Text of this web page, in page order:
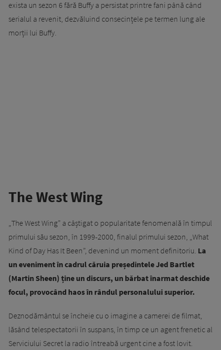
exista un sezon 6 fără Buffy a persistat printre fani până când
serialul a revenit, dezvăluind consecințele pe termen lung ale
morții lui Buffy.
The West Wing
„The West Wing” a câștigat o popularitate fenomenală în timpul
primului său sezon, în 1999-2000, finalul primului sezon, „What
Kind of Day Has It Been”, devenind un moment definitoriu. La
un eveniment în cadrul căruia președintele Jed Bartlet
(Martin Sheen) ține un discurs, un bărbat înarmat deschide
focul, provocând haos în rândul personalului superior.
Deznodământul se încheie cu o imagine a camerei de filmat,
lăsând telespectatorii în suspans, în timp ce un agent frenetic al
Serviciului Secret la radio întreabă urgent cine a fost lovit.